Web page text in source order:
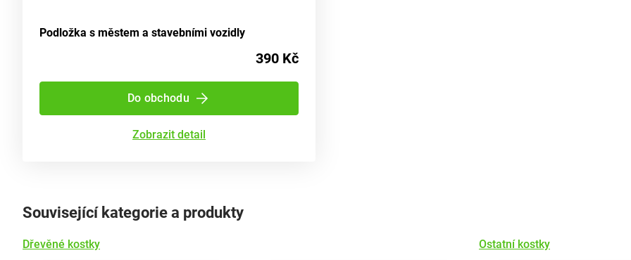
Podložka s městem a stavebními vozidly
390 Kč
Do obchodu
Zobrazit detail
Související kategorie a produkty
Dřevěné kostky Ostatní kostky